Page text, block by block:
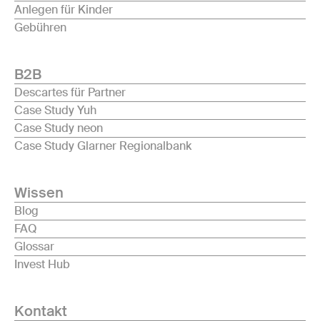
Anlegen für Kinder
Gebühren
B2B
Descartes für Partner
Case Study Yuh
Case Study neon
Case Study Glarner Regionalbank
Wissen
Blog
FAQ
Glossar
Invest Hub
Kontakt